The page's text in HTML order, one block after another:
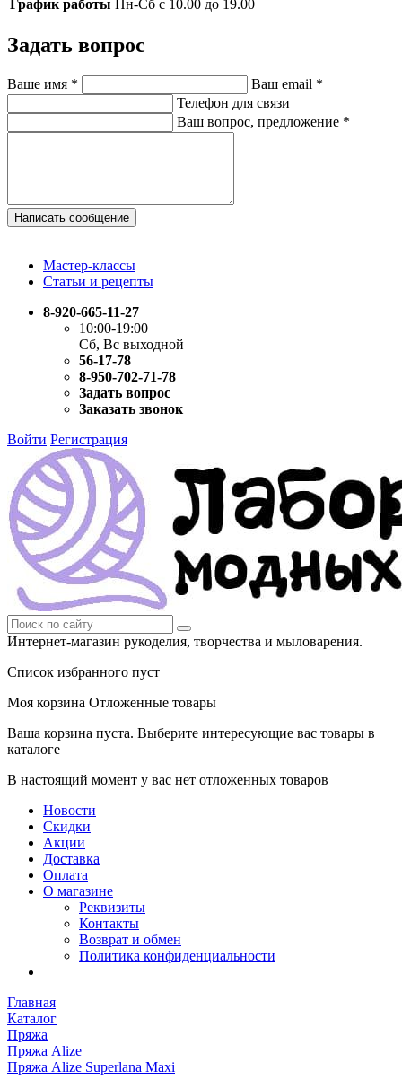
График работы Пн-Сб с 10.00 до 19.00
Задать вопрос
Ваше имя * Ваш email *
Телефон для связи
Ваш вопрос, предложение *
Написать сообщение
Мастер-классы
Статьи и рецепты
8-920-665-11-27
10:00-19:00
Сб, Вс выходной
56-17-78
8-950-702-71-78
Задать вопрос
Заказать звонок
Войти Регистрация
Интернет-магазин рукоделия, творчества и мыловарения.
Список избранного пуст
Моя корзина Отложенные товары
Ваша корзина пуста. Выберите интересующие вас товары в
каталоге
В настоящий момент у вас нет отложенных товаров
Новости
Скидки
Акции
Доставка
Оплата
О магазине
Реквизиты
Контакты
Возврат и обмен
Политика конфиденциальности
Главная
Каталог
Пряжа
Пряжа Alize
Пряжа Alize Superlana Maxi